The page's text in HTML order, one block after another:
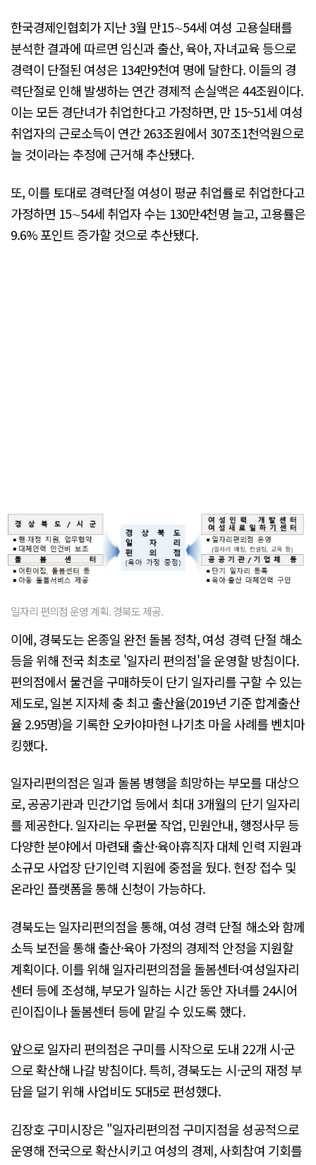
한국경제인협회가 지난 3월 만15∼54세 여성 고용실태를
분석한 결과에 따르면 임신과 출산, 육아, 자녀교육 등으로
경력이 단절된 여성은 134만9천여 명에 달한다. 이들의 경
력단절로 인해 발생하는 연간 경제적 손실액은 44조원이다.
이는 모든 경단녀가 취업한다고 가정하면, 만 15~51세 여성
취업자의 근로소득이 연간 263조원에서 307조1천억원으로
늘 것이라는 추정에 근거해 추산됐다.
또, 이를 토대로 경력단절 여성이 평균 취업률로 취업한다고
가정하면 15∼54세 취업자 수는 130만4천명 늘고, 고용률은
9.6% 포인트 증가할 것으로 추산됐다.
일자리 편의점 운영 계획. 경북도 제공.
이에, 경북도는 온종일 완전 돌봄 정착, 여성 경력 단절 해소
등을 위해 전국 최초로 '일자리 편의점'을 운영할 방침이다.
편의점에서 물건을 구매하듯이 단기 일자리를 구할 수 있는
제도로, 일본 지자체 충 최고 출산율(2019년 기준 합계출산
율 2.95명)을 기록한 오카야마현 나기초 마을 사례를 벤치마
킹했다.
일자리편의점은 일과 돌봄 병행을 희망하는 부모를 대상으
로, 공공기관과 민간기업 등에서 최대 3개월의 단기 일자리
를 제공한다. 일자리는 우편물 작업, 민원안내, 행정사무 등
다양한 분야에서 마련돼 출산·육아휴직자 대체 인력 지원과
소규모 사업장 단기인력 지원에 중점을 뒀다. 현장 접수 및
온라인 플랫폼을 통해 신청이 가능하다.
경북도는 일자리편의점을 통해, 여성 경력 단절 해소와 함께
소득 보전을 통해 출산·육아 가정의 경제적 안정을 지원할
계획이다. 이를 위해 일자리편의점을 돌봄센터·여성일자리
센터 등에 조성해, 부모가 일하는 시간 동안 자녀를 24시어
린이집이나 돌봄센터 등에 맡길 수 있도록 했다.
앞으로 일자리 편의점은 구미를 시작으로 도내 22개 시·군
으로 확산해 나갈 방침이다. 특히, 경북도는 시·군의 재정 부
담을 덜기 위해 사업비도 5대5로 편성했다.
김장호 구미시장은 "일자리편의점 구미지점을 성공적으로
운영해 전국으로 확산시키고 여성의 경제, 사회참여 기회를